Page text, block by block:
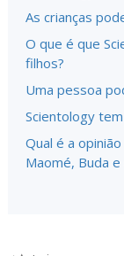
As crianças
O que é que
filhos?
Uma pessoa
Scientology
Qual é a
Maomé, Buda